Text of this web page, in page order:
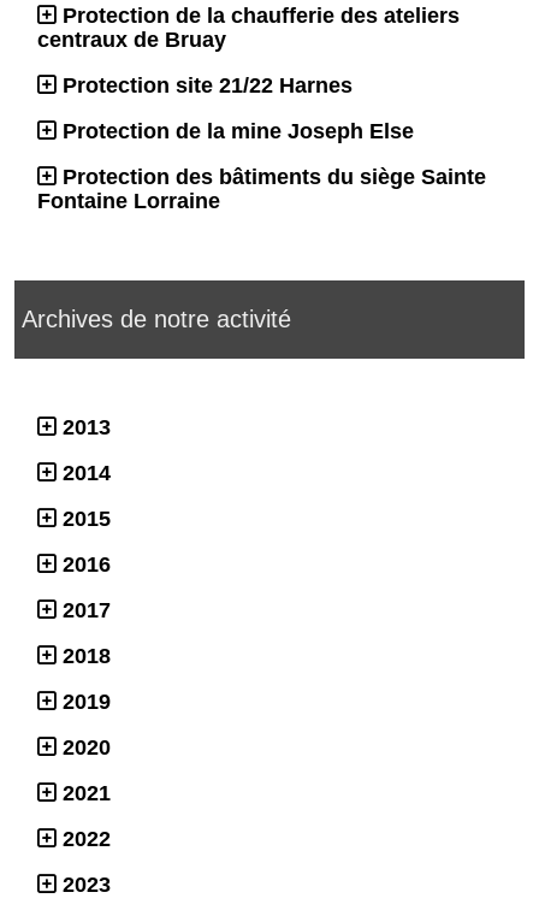
Protection de la chaufferie des ateliers
centraux de Bruay
Protection site 21/22 Harnes
Protection de la mine Joseph Else
Protection des bâtiments du siège Sainte
Fontaine Lorraine
Archives de notre activité
2013
2014
2015
2016
2017
2018
2019
2020
2021
2022
2023